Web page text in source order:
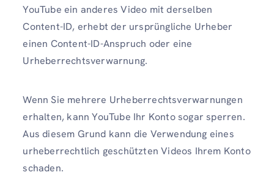
YouTube ein anderes Video mit derselben
Content-ID, erhebt der ursprüngliche Urheber
einen Content-ID-Anspruch oder eine
Urheberrechtsverwarnung.
Wenn Sie mehrere Urheberrechtsverwarnungen
erhalten, kann YouTube Ihr Konto sogar sperren.
Aus diesem Grund kann die Verwendung eines
urheberrechtlich geschützten Videos Ihrem Konto
schaden.